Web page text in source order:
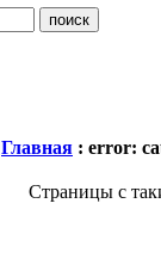
Главная : error:
Страницы с